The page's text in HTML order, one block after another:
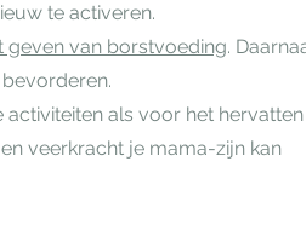
te activeren.
geven van borstvoeding.
als voor het
veerkracht je mama-zijn kan